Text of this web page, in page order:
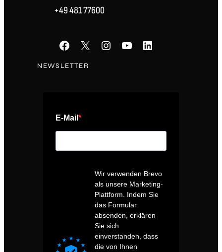
+49 481 77600
Facebook X Instagram YouTube LinkedIn
NEWSLETTER
E-Mail
Wir verwenden Brevo
als unsere Marketing-
Plattform. Indem Sie
das Formular
absenden, erklären
Sie sich
einverstanden, dass
die von Ihnen